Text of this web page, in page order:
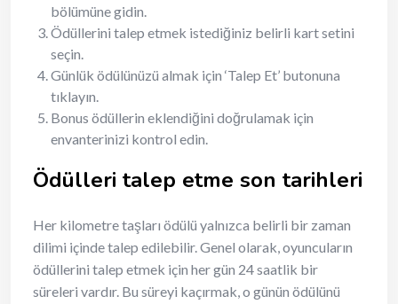
bölümüne gidin.
Ödüllerini talep etmek istediğiniz belirli kart setini
seçin.
Günlük ödülünüzü almak için ‘Talep Et’ butonuna
tıklayın.
Bonus ödüllerin eklendiğini doğrulamak için
envanterinizi kontrol edin.
Ödülleri talep etme son tarihleri
Her kilometre taşları ödülü yalnızca belirli bir zaman
dilimi içinde talep edilebilir. Genel olarak, oyuncuların
ödüllerini talep etmek için her gün 24 saatlik bir
süreleri vardır. Bu süreyi kaçırmak, o günün ödülünü